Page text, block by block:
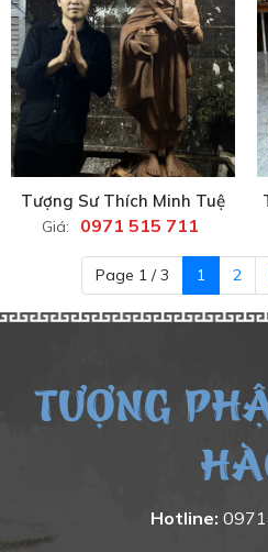
Tượng Sư Thích Minh Tuệ
Giá: 0971 515 711
Page 1 / 3 1 2
TƯỢNG
Hotline: